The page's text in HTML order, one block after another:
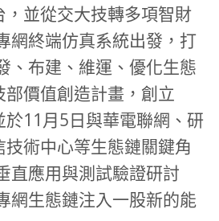
並從交大技轉多項智財
網終端仿真系統出發，打
、布建、維運、優化生態
價值創造計畫，創立
於11月5日與華電聯網、研
術中心等生態鏈關鍵角
直應用與測試驗證研討
網生態鏈注入一股新的能